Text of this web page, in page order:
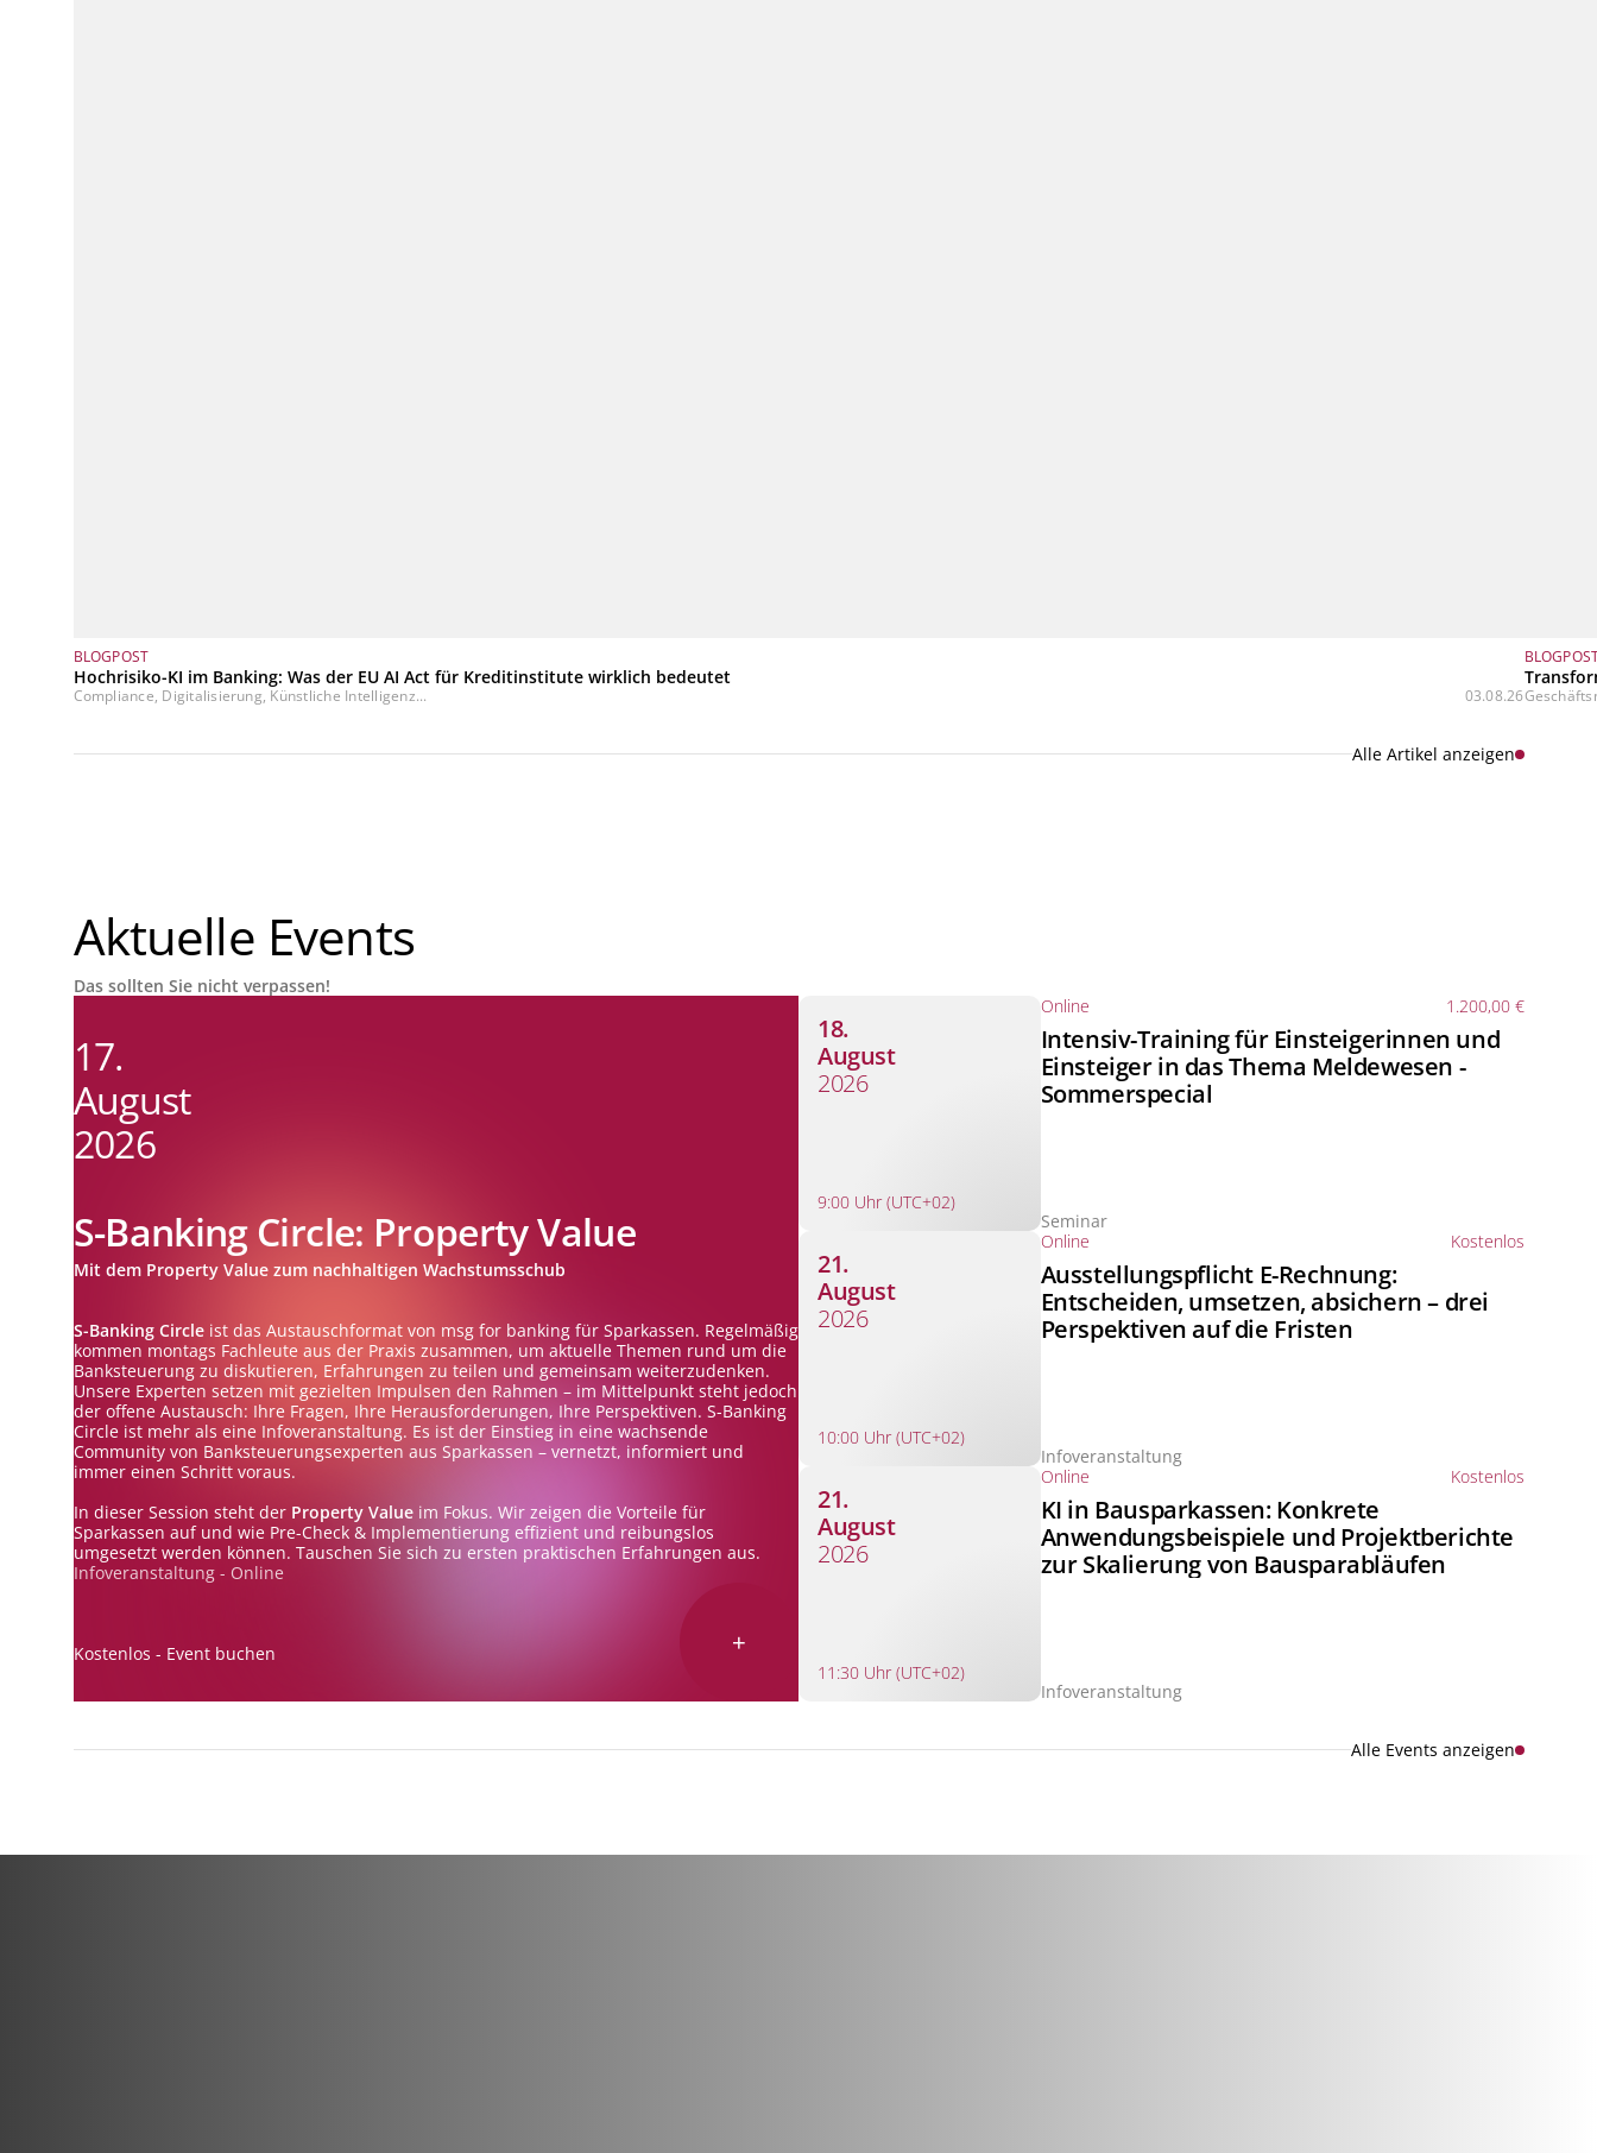
BLOGPOST
Hochrisiko-KI im Banking: Was der EU AI Act für Kreditinstitute wirklich bedeutet
Compliance, Digitalisierung, Künstliche Intelligenz... 03.08.26
Alle Artikel anzeigen
Aktuelle Events
Das sollten Sie nicht verpassen!
17.
August
2026
S-Banking Circle: Property Value
Mit dem Property Value zum nachhaltigen Wachstumsschub
S-Banking Circleist das Austauschformat von msg for banking für Sparkassen. Regelmäßig
kommen montags Fachleute aus der Praxis zusammen, um aktuelle Themen rund um die
Banksteuerung zu diskutieren, Erfahrungen zu teilen und gemeinsam weiterzudenken.
Unsere Experten setzen mit gezielten Impulsen den Rahmen – im Mittelpunkt steht jedoch
der offene Austausch: Ihre Fragen, Ihre Herausforderungen, Ihre Perspektiven. S-Banking
Circle ist mehr als eine Infoveranstaltung. Es ist der Einstieg in eine wachsende
Community von Banksteuerungsexperten aus Sparkassen – vernetzt, informiert und
immer einen Schritt voraus.
In dieser Session steht der Property Valueim Fokus. Wir zeigen die Vorteile für
Sparkassen auf und wie Pre-Check & Implementierung effizient und reibungslos
umgesetzt werden können. Tauschen Sie sich zu ersten praktischen Erfahrungen aus.
Infoveranstaltung - Online
Kostenlos - Event buchen +
18.
August
2026
9:00 Uhr (UTC+02)
Online 1.200,00 €
Intensiv-Training für Einsteigerinnen und
Einsteiger in das Thema Meldewesen -
Sommerspecial
Seminar
21.
August
2026
10:00 Uhr (UTC+02)
Online Kostenlos
Ausstellungspflicht E-Rechnung:
Entscheiden, umsetzen, absichern – drei
Perspektiven auf die Fristen
Infoveranstaltung
21.
August
2026
11:30 Uhr (UTC+02)
Online Kostenlos
KI in Bausparkassen: Konkrete
Anwendungsbeispiele und Projektberichte
zur Skalierung von Bausparabläufen
Infoveranstaltung
Alle Events anzeigen